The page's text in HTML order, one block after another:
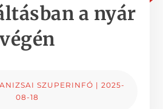
a nyár
végén
SZUPERINFÓ | 2025-
08-18